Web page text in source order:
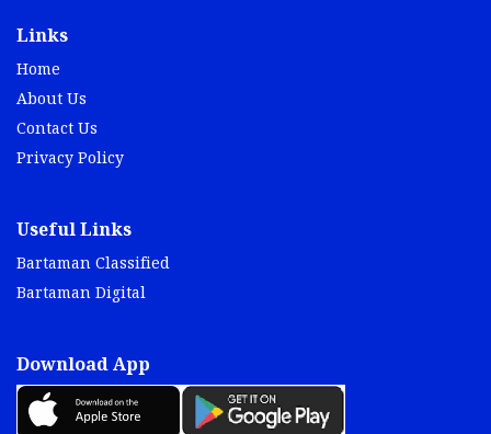
Links
Home
About Us
Contact Us
Privacy Policy
Useful Links
Bartaman Classified
Bartaman Digital
Download App